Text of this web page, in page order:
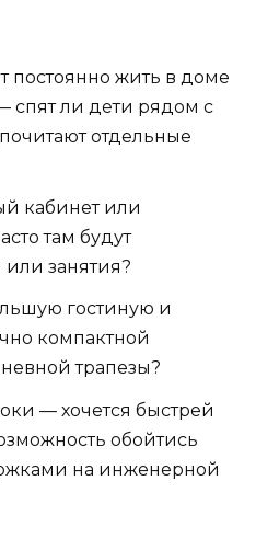
постоянно жить в доме
спят ли дети рядом с
отдельные
кабинет или
там будут
или занятия?
гостиную и
компактной
трапезы?
— хочется быстрей
обойтись
на инженерной